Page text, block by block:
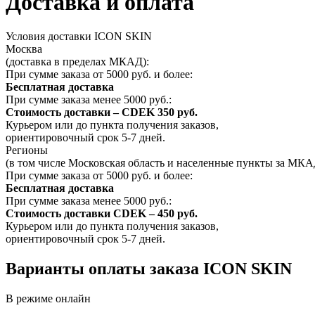
Условия доставки ICON SKIN
Москва
(доставка в пределах МКАД):
При сумме заказа от 5000 руб. и более:
Бесплатная доставка
При сумме заказа менее 5000 руб.:
Стоимость доставки – CDEK 350 руб.
Курьером или до пункта получения заказов,
ориентировочный срок 5-7 дней.
Регионы
(в том числе Московская область и населенные пункты за
При сумме заказа от 5000 руб. и более:
Бесплатная доставка
При сумме заказа менее 5000 руб.:
Стоимость доставки CDEK – 450 руб.
Курьером или до пункта получения заказов,
ориентировочный срок 5-7 дней.
Варианты оплаты заказа ICON SKIN
В режиме онлайн